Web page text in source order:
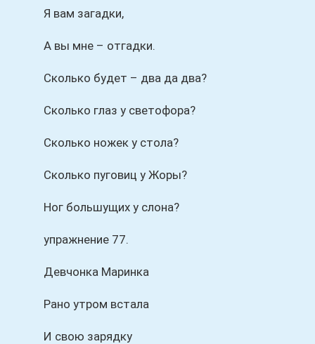
Я вам загадки,
А вы мне – отгадки.
Сколько будет – два да два?
Сколько глаз у светофора?
Сколько ножек у стола?
Сколько пуговиц у Жоры?
Ног большущих у слона?
упражнение 77.
Девчонка Маринка
Рано утром встала
И свою зарядку